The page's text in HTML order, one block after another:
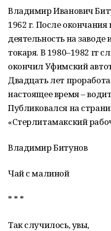
Владимир Иванович
1962 г. После
деятельность на
токаря. В 1980–1982 гг
окончил Уфимский
Двадцать лет
настоящее время –
Публиковался на
«Стерлитамакский
Владимир Битунов
Чай с малиной
* * *
Так случилось, увы,